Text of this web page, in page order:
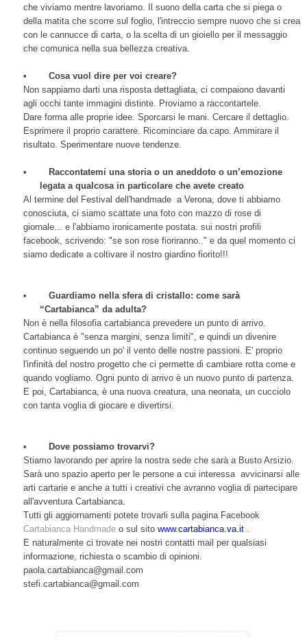
che viviamo mentre lavoriamo. Il suono della carta che si piega o
della matita che scorre sul foglio, l'intreccio sempre nuovo che si crea
con le cannucce di carta, o la scelta di un gioiello per il messaggio
che comunica nella sua bellezza creativa.
•
Cosa vuol dire per voi creare?
Non sappiamo darti una risposta dettagliata, ci compaiono davanti
agli occhi tante immagini distinte. Proviamo a raccontartele.
Dare forma alle proprie idee. Sporcarsi le mani. Cercare il dettaglio.
Esprimere il proprio carattere. Ricominciare da capo. Ammirare il
risultato. Sperimentare nuove tendenze.
•
Raccontatemi una storia o un aneddoto o un’emozione
legata a qualcosa in particolare che avete creato
Al termine del Festival dell'handmade a Verona, dove ti abbiamo
conosciuta, ci siamo scattate una foto con mazzo di rose di
giornale... e l'abbiamo ironicamente postata. sui nostri profili
facebook, scrivendo: "se son rose fioriranno.." e da quel momento ci
siamo dedicate a coltivare il nostro giardino fiorito!!!
•
Guardiamo nella sfera di cristallo: come sarà
“Cartabianca” da adulta?
Non è nella filosofia cartabianca prevedere un punto di arrivo.
Cartabianca è "senza margini, senza limiti", e quindi un divenire
continuo seguendo un po' il vento delle nostre passioni. E' proprio
l'infinità del nostro progetto che ci permette di cambiare rotta come e
quando vogliamo. Ogni punto di arrivo è un nuovo punto di partenza.
E poi, Cartabianca, è una nuova creatura, una neonata, un cucciolo
con tanta voglia di giocare e divertirsi.
•
Dove possiamo trovarvi?
Stiamo lavorando per aprire la nostra sede che sarà a Busto Arsizio.
Sarà uno spazio aperto per le persone a cui interessa avvicinarsi alle
arti cartarie e anche a tutti i creativi che avranno voglia di partecipare
all'avventura Cartabianca.
Tutti gli aggiornamenti potete trovarli sulla pagina Facebook
Cartabianca Handmade o sul sito www.cartabianca.va.it .
E naturalmente ci trovate nei nostri contatti mail per qualsiasi
informazione, richiesta o scambio di opinioni.
paola.cartabianca@gmail.com
stefi.cartabianca@gmail.com